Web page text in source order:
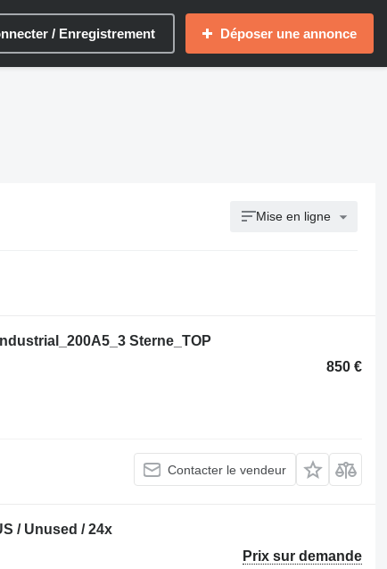
/ Enregistrement Déposer une annonce
Mise en ligne
Sterne_TOP
850 €
Contacter le vendeur
/ Unused / 24x
Prix sur demande